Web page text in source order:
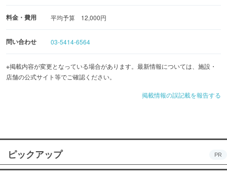
料金・費用 平均予算 12,000円
問い合わせ 03-5414-6564
※掲載内容が変更となっている場合があります。最新情報については、施設・
店舗の公式サイト等でご確認ください。
掲載情報の誤記載を報告する
ピックアップ PR